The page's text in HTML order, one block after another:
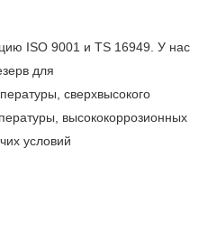
ISO 9001 и TS 16949. У нас
для
сверхвысокого
высококоррозионных
условий